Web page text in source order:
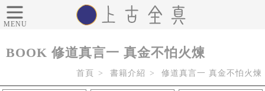
MENU
BOOK 修道真言一 真金不怕火煉
首頁 書籍介紹 修道真言一 真金不怕火煉